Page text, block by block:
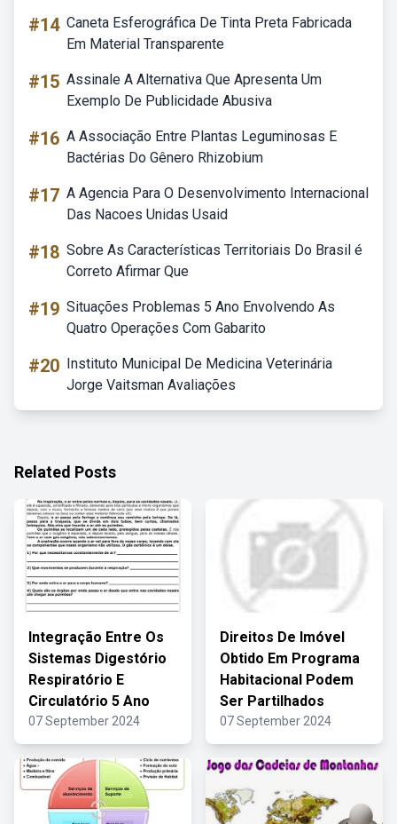
#14 Caneta Esferográfica De Tinta Preta Fabricada
Em Material Transparente
#15 Assinale A Alternativa Que Apresenta Um
Exemplo De Publicidade Abusiva
#16 A Associação Entre Plantas Leguminosas E
Bactérias Do Gênero Rhizobium
#17 A Agencia Para O Desenvolvimento Internacional
Das Nacoes Unidas Usaid
#18 Sobre As Características Territoriais Do Brasil é
Correto Afirmar Que
#19 Situações Problemas 5 Ano Envolvendo As
Quatro Operações Com Gabarito
#20 Instituto Municipal De Medicina Veterinária
Jorge Vaitsman Avaliações
Related Posts
Integração Entre Os
Sistemas Digestório
Respiratório E
Circulatório 5 Ano
07 September 2024
Direitos De Imóvel
Obtido Em Programa
Habitacional Podem
Ser Partilhados
07 September 2024